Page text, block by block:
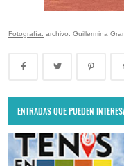
Fotografía: archivo. Guillermina
ENTRADAS QUE PUEDEN